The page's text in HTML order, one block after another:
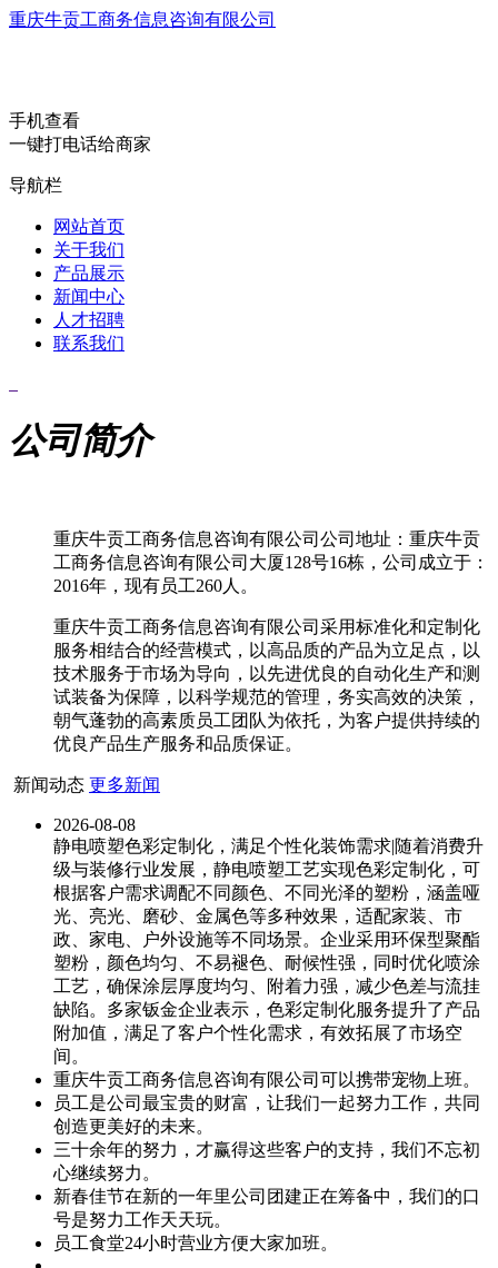
重庆牛贡工商务信息咨询有限公司
手机查看
一键打电话给商家
导航栏
网站首页
关于我们
产品展示
新闻中心
人才招聘
联系我们
公司简介
重庆牛贡工商务信息咨询有限公司公司地址：重庆牛贡
工商务信息咨询有限公司大厦128号16栋，公司成立于：
2016年，现有员工260人。
重庆牛贡工商务信息咨询有限公司采用标准化和定制化
服务相结合的经营模式，以高品质的产品为立足点，以
技术服务于市场为导向，以先进优良的自动化生产和测
试装备为保障，以科学规范的管理，务实高效的决策，
朝气蓬勃的高素质员工团队为依托，为客户提供持续的
优良产品生产服务和品质保证。
新闻动态 更多新闻
2026-08-08
静电喷塑色彩定制化，满足个性化装饰需求|随着消费升
级与装修行业发展，静电喷塑工艺实现色彩定制化，可
根据客户需求调配不同颜色、不同光泽的塑粉，涵盖哑
光、亮光、磨砂、金属色等多种效果，适配家装、市
政、家电、户外设施等不同场景。企业采用环保型聚酯
塑粉，颜色均匀、不易褪色、耐候性强，同时优化喷涂
工艺，确保涂层厚度均匀、附着力强，减少色差与流挂
缺陷。多家钣金企业表示，色彩定制化服务提升了产品
附加值，满足了客户个性化需求，有效拓展了市场空
间。
重庆牛贡工商务信息咨询有限公司可以携带宠物上班。
员工是公司最宝贵的财富，让我们一起努力工作，共同
创造更美好的未来。
三十余年的努力，才赢得这些客户的支持，我们不忘初
心继续努力。
新春佳节在新的一年里公司团建正在筹备中，我们的口
号是努力工作天天玩。
员工食堂24小时营业方便大家加班。